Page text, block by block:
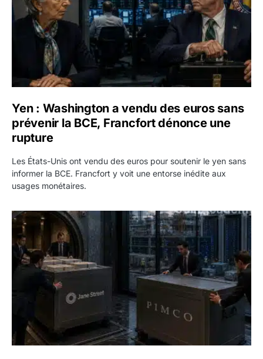
Yen : Washington a vendu des euros sans
prévenir la BCE, Francfort dénonce une
rupture
Les États-Unis ont vendu des euros pour soutenir le yen sans
informer la BCE. Francfort y voit une entorse inédite aux
usages monétaires.
Jane Street négocie le transfert de 11 milliards de